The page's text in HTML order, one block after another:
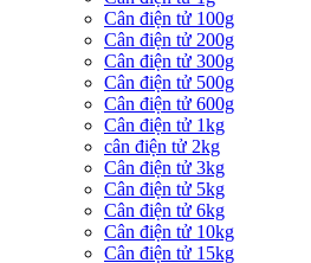
Cân điện tử 100g
Cân điện tử 200g
Cân điện tử 300g
Cân điện tử 500g
Cân điện tử 600g
Cân điện tử 1kg
cân điện tử 2kg
Cân điện tử 3kg
Cân điện tử 5kg
Cân điện tử 6kg
Cân điện tử 10kg
Cân điện tử 15kg